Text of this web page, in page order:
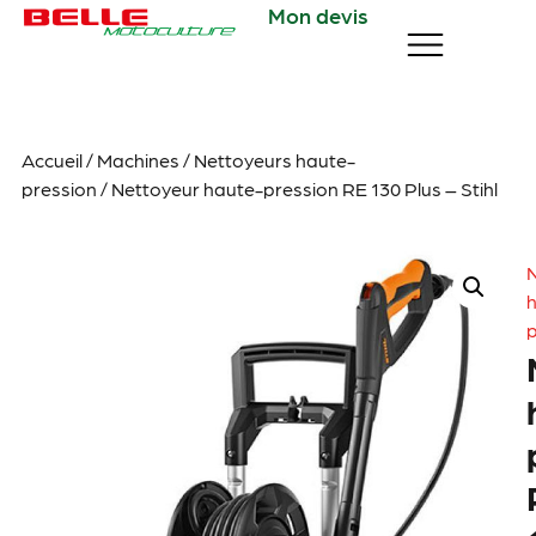
Mon devis
Accueil/ Machines / Nettoyeurs haute-
pression / Nettoyeur haute-pression RE 130 Plus – Stihl